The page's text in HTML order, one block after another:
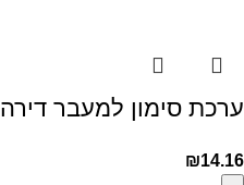
ערכת סימון למעבר דירה
₪14.16